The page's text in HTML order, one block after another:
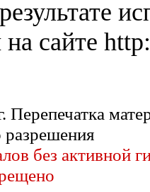
сайте
разрешения
без активной